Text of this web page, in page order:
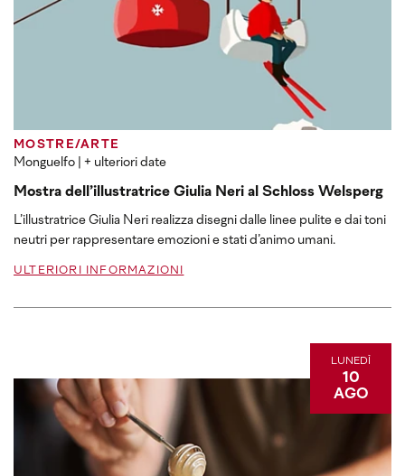
MOSTRE/ARTE
Monguelfo | + ulteriori date
Mostra dell’illustratrice Giulia Neri al Schloss Welsperg
L’illustratrice Giulia Neri realizza disegni dalle linee pulite e dai toni
neutri per rappresentare emozioni e stati d’animo umani.
ULTERIORI INFORMAZIONI
LUNEDÌ
10
AGO